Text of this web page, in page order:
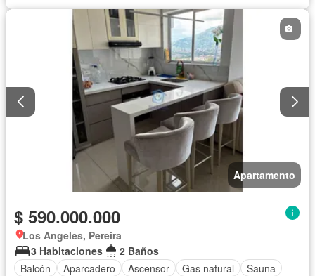
Vista panorámica
Wifi
Apartamento
$ 590.000.000
Los Angeles, Pereira
3 Habitaciones
2 Baños
Balcón
Aparcadero Ascensor Gas natural
Sauna